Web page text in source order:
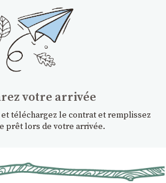
votre arrivée
téléchargez le contrat et remplissez
prêt lors de votre arrivée.